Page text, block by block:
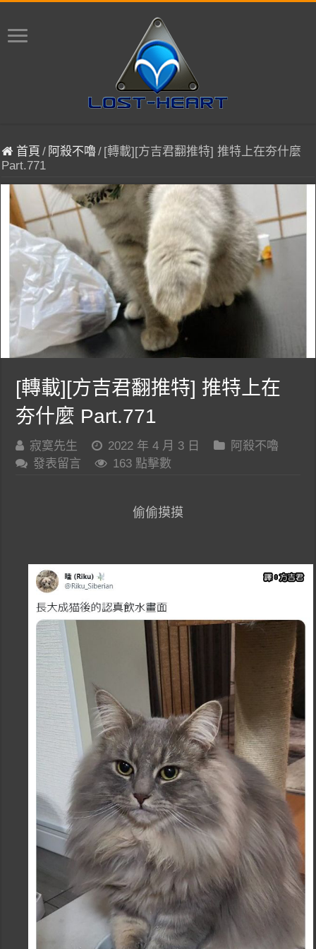
首頁 / 阿殺不嚕/ [轉載][方吉君翻推特] 推特上在夯什麼
Part.771
[轉載][方吉君翻推特] 推特上在
夯什麼 Part.771
寂寞先生 2022 年 4 月 3 日
阿殺不嚕
發表留言
163 點擊數
偷偷摸摸